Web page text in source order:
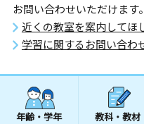
お問い合わせいただけます。
近くの教室を案内してほ
学習に関するお問い合わ
年齢・学年 教科・教材